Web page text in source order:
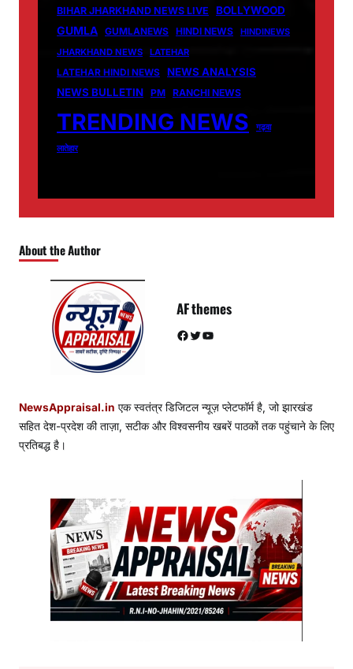
BIHAR JHARKHAND NEWS LIVE BOLLYWOOD
GUMLA GUMLANEWS HINDI NEWS
HINDINEWS
JHARKHAND NEWS
LATEHAR
LATEHAR HINDI NEWS
NEWS ANALYSIS
NEWS BULLETIN PM RANCHI NEWS
TRENDING NEWS
गढ़वा
लातेहार
About the Author
AF themes
Facebook Twitter YouTube
NewsAppraisal.in एक स्वतंत्र डिजिटल न्यूज़ प्लेटफॉर्म है, जो झारखंड
सहित देश-प्रदेश की ताज़ा, सटीक और विश्वसनीय खबरें पाठकों तक पहुंचाने के लिए
प्रतिबद्ध है।